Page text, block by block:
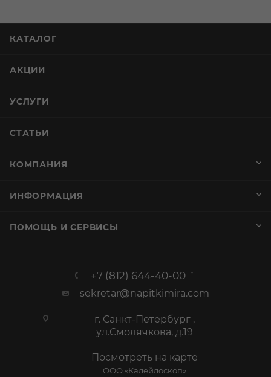
КАТАЛОГ
АКЦИИ
УСЛУГИ
СТАТЬИ
КОМПАНИЯ
ИНФОРМАЦИЯ
ПОМОЩЬ И СЕРВИСЫ
+7 (812) 644-40-00
sekretar@napitkimira.com
г. Санкт-Петербург ,
ул.Смолячкова, д.19
Посмотреть на карте
ООО «Калейдоскоп»